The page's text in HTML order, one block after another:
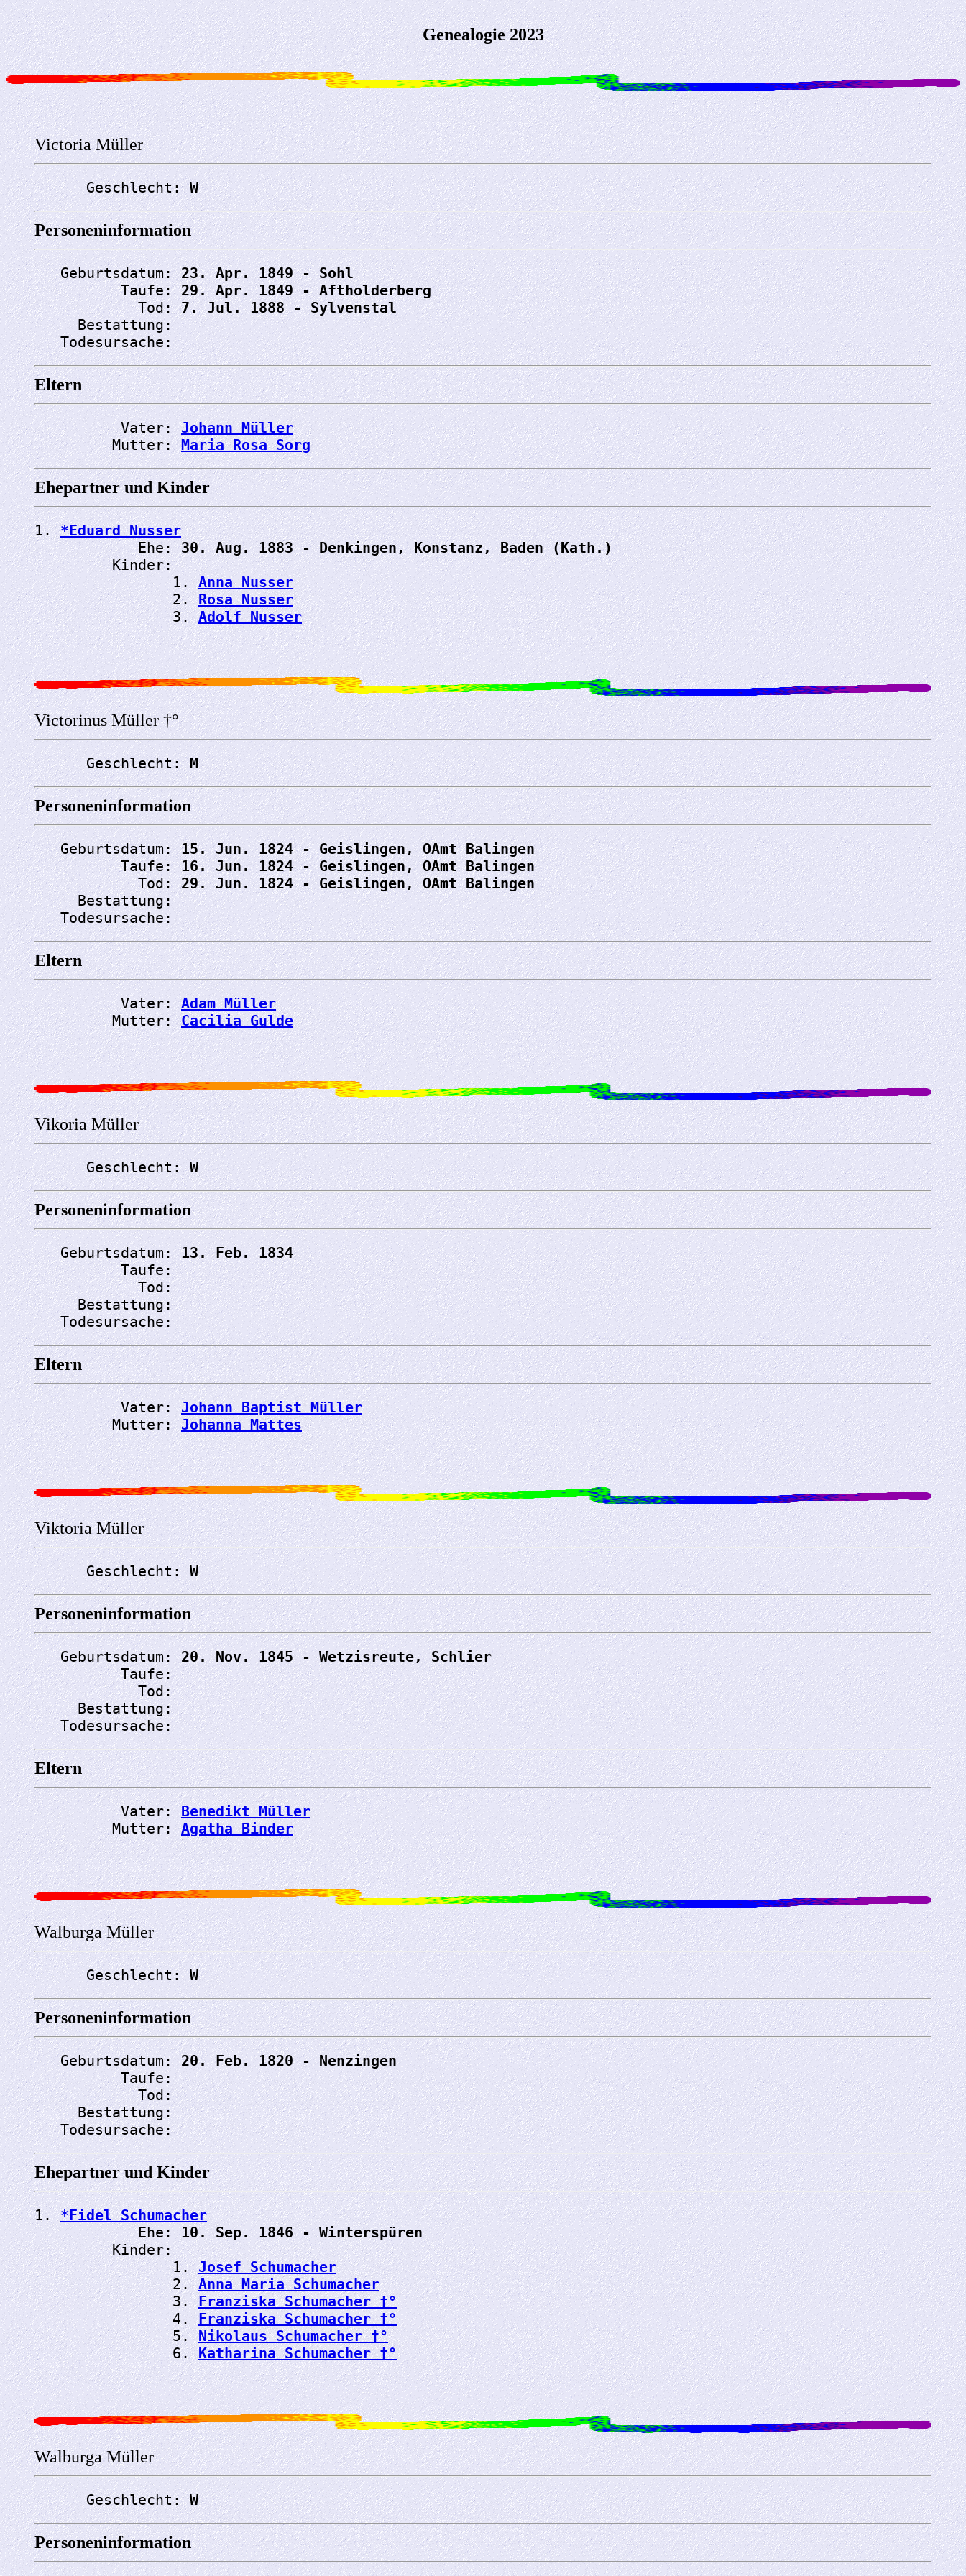
Genealogie 2023
Victoria Müller
      Geschlecht:
W
Personeninformation
   Geburtsdatum:
23. Apr. 1849 - Sohl
          Taufe:
29. Apr. 1849 - Aftholderberg
            Tod:
7. Jul. 1888 - Sylvenstal
     Bestattung:
   Todesursache:
Eltern
          Vater:
Johann Müller
         Mutter:
Maria Rosa Sorg
Ehepartner und Kinder
1. *Eduard Nusser
            Ehe:
30. Aug. 1883 - Denkingen, Konstanz, Baden (Kath.)
         Kinder:
                1.
Anna Nusser
                2.
Rosa Nusser
                3.
Adolf Nusser
Victorinus Müller †°
      Geschlecht:
M
Personeninformation
   Geburtsdatum:
15. Jun. 1824 - Geislingen, OAmt Balingen
          Taufe:
16. Jun. 1824 - Geislingen, OAmt Balingen
            Tod:
29. Jun. 1824 - Geislingen, OAmt Balingen
     Bestattung:
   Todesursache:
Eltern
          Vater:
Adam Müller
         Mutter:
Cacilia Gulde
Vikoria Müller
      Geschlecht:
W
Personeninformation
   Geburtsdatum:
13. Feb. 1834
          Taufe:
            Tod:
     Bestattung:
   Todesursache:
Eltern
          Vater:
Johann Baptist Müller
         Mutter:
Johanna Mattes
Viktoria Müller
      Geschlecht:
W
Personeninformation
   Geburtsdatum:
20. Nov. 1845 - Wetzisreute, Schlier
          Taufe:
            Tod:
     Bestattung:
   Todesursache:
Eltern
          Vater:
Benedikt Müller
         Mutter:
Agatha Binder
Walburga Müller
      Geschlecht:
W
Personeninformation
   Geburtsdatum:
20. Feb. 1820 - Nenzingen
          Taufe:
            Tod:
     Bestattung:
   Todesursache:
Ehepartner und Kinder
1. *Fidel Schumacher
            Ehe:
10. Sep. 1846 - Winterspüren
         Kinder:
                1.
Josef Schumacher
                2.
Anna Maria Schumacher
                3.
Franziska Schumacher †°
                4.
Franziska Schumacher †°
                5.
Nikolaus Schumacher †°
                6.
Katharina Schumacher †°
Walburga Müller
      Geschlecht:
W
Personeninformation